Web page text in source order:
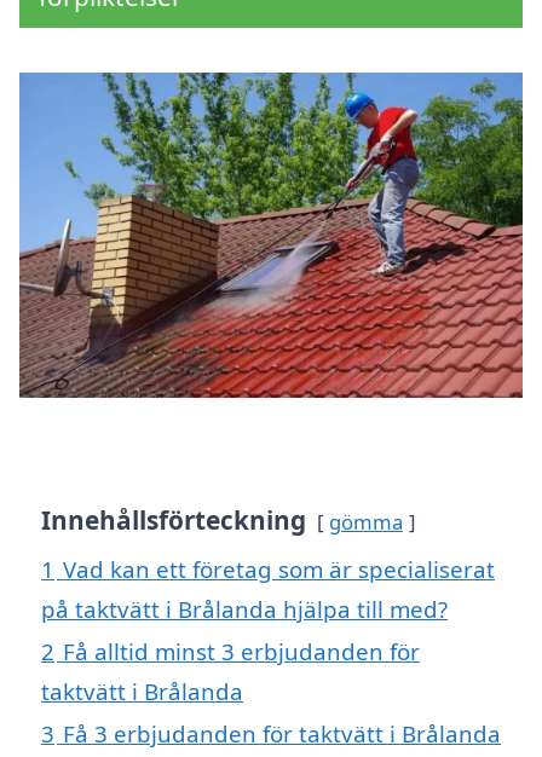
Innehållsförteckning gömma
1 Vad kan ett företag som är specialiserat
på taktvätt i Brålanda hjälpa till med?
2 Få alltid minst 3 erbjudanden för
taktvätt i Brålanda
3 Få 3 erbjudanden för taktvätt i Brålanda